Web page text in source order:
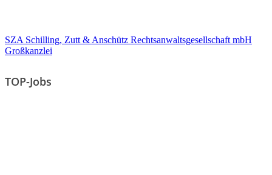
SZA Schilling, Zutt & Anschütz Rechtsanwaltsgesellschaft mbH
Großkanzlei
TOP-Jobs